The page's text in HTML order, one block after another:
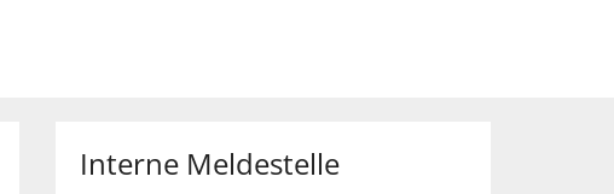
Interne Meldestelle